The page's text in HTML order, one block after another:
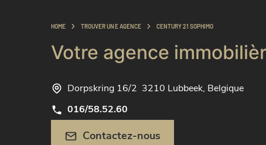
HOME TROUVER UNE AGENCE CENTURY 21 SOPHIMO
Votre agence
Dorpskring 16/2 3210 Lubbeek, Belgique
016/58.52.60
Contactez-nous